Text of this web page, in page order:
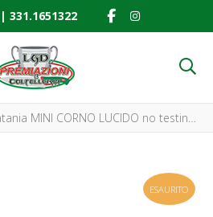
331.1651322 FACEBOOK
INSTAGRAM
MINI CORNO LUCIDO no testina 12cm
ESAURITO